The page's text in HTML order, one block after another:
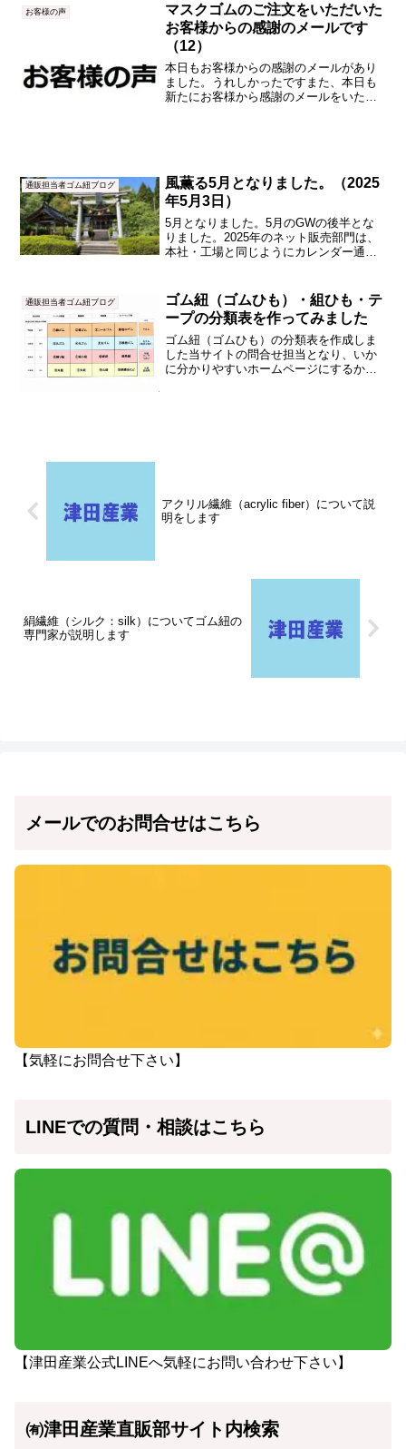
短パンの状態...
お客様の声
マスクゴムのご注文をいただいた
お客様からの感謝のメールです
（12）
本日もお客様からの感謝のメールがあり
ました。うれしかったですまた、本日も
新たにお客様から感謝のメールをいただ
通販担当者ゴム紐ブログ
風薫る5月となりました。（2025
年5月3日）
5月となりました。5月のGWの後半とな
りました。2025年のネット販売部門は、
本社・工場と同じようにカレンダー通り
た。㈲津田産業の本社・工場のあるかほ
く市気屋区の白山...
通販担当者ゴム紐ブログ
ゴム紐（ゴムひも）・組ひも・テ
ープの分類表を作ってみました
ゴム紐（ゴムひも）の分類表を作成しま
した当サイトの問合せ担当となり、いか
に分かりやすいホームページにするか？
アクリル繊維（acrylic fiber）について説
明をします
絹繊維（シルク：silk）についてゴム紐の
専門家が説明します
メールでのお問合せはこちら
【気軽にお問合せ下さい】
LINEでの質問・相談はこちら
【津田産業公式LINEへ気軽にお問い合わせ下さい】
㈲津田産業直販部サイト内検索